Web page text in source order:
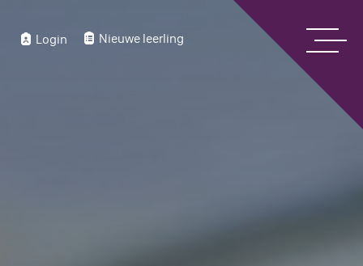
Login Nieuwe leerling